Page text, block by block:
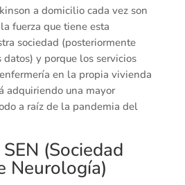
a domicilio cada vez son
fuerza que tiene esta
sociedad (posteriormente
y porque los servicios
en la propia vivienda
adquiriendo una mayor
a raíz de la pandemia del
(Sociedad
Neurología)